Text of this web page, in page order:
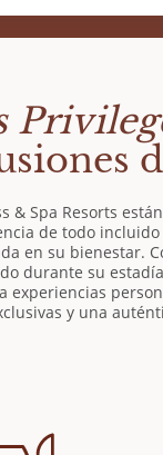
& Spa Resorts
de todo
en su bienestar.
durante su
experiencias
y una